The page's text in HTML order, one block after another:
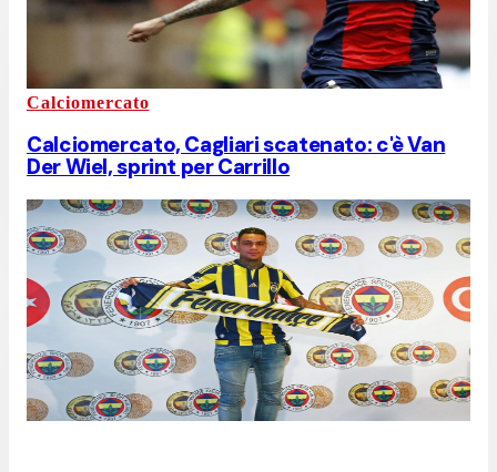
Calciomercato
Calciomercato, Cagliari scatenato: c'è Van
Der Wiel, sprint per Carrillo